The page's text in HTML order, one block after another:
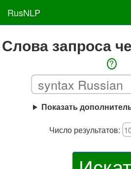
RusNLP
Слова запроса
?
Показать
Число результатов: